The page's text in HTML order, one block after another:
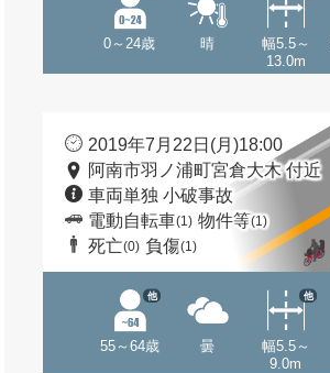
0～24歳 晴
幅5.5～
13.0m
2019年7月22日(月)18:00
阿南市羽ノ浦町宮倉大木 付近
車両単独 小破事故
電動自転車(1) 物件等(1)
死亡(0) 負傷(1)
55～64歳
他
曇
幅5.5～
9.0m
他